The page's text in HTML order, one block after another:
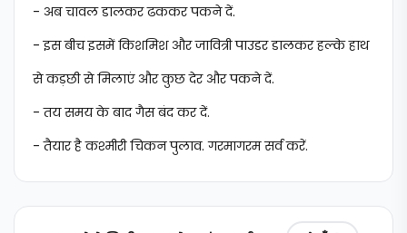
- अब चावल डालकर ढककर पकने दें.
- इस बीच इसमें किशमिश और जावित्री पाउडर डालकर हल्के हाथ
से कड़छी से मिलाएं और कुछ देर और पकने दें.
- तय समय के बाद गैस बंद कर दें.
- तैयार है कश्मीरी चिकन पुलाव. गरमागरम सर्व करें.